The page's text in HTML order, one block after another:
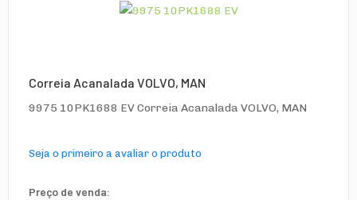
Correia Acanalada VOLVO, MAN
9975 10PK1688 EV Correia Acanalada VOLVO, MAN
Seja o primeiro a avaliar o produto
Preço de venda: